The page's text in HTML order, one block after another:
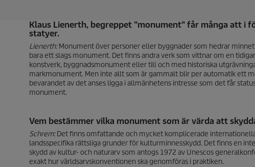
Klaus Lienerth, begreppet ”monument” får många att i
statyer.
Lienerth:Monument över personer eller byggnader som hedrar minnet
bara ett slags monument. Det finns andra verk som vittnar om en
konstverk, byggnadsmonument eller till och med historiska
markmonument. Men inte allt som är gammalt blir per automatik ett
bevarandet av det anses ligga i allmänhetens intresse som det får
monument.
Vem bestämmer vilka monument som är värda att
Schrem:Det finns omfattande och mycket komplicerade
landsspecifika rättsliga grunder för kulturminnesskydd. Det finns en
skydd av kultur- och naturarv som antogs 1972 av Unescos
exakt hur världsarvskonventionen ska genomföras i praktiken.